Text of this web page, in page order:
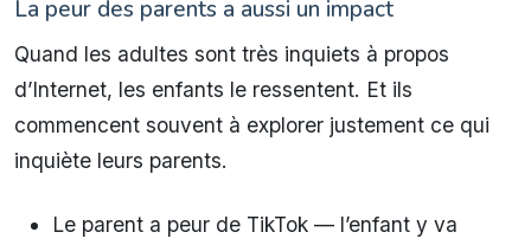
La peur des parents a aussi un impact
Quand les adultes sont très inquiets à propos
d’Internet, les enfants le ressentent. Et ils
commencent souvent à explorer justement ce qui
inquiète leurs parents.
Le parent a peur de TikTok — l’enfant y va